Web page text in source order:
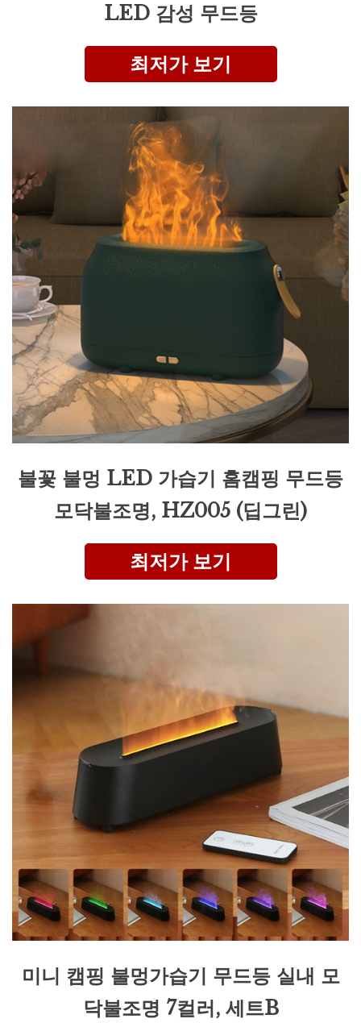
LED 감성 무드등
최저가 보기
불꽃 불멍 LED 가습기 홈캠핑 무드등
모닥불조명, HZ005 (딥그린)
최저가 보기
미니 캠핑 불멍가습기 무드등 실내 모
닥불조명 7컬러, 세트B